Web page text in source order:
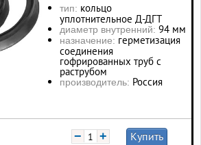
тип: кольцо
уплотнительное Д-ДГТ
диаметр внутренний: 94 мм
назначение: герметизация
соединения
гофрированных труб с
раструбом
производитель: Россия
− + Купить